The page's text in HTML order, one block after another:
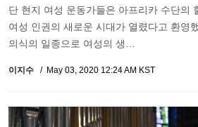
단 현지 여성 운동가들은 아프리카 수단의
여성 인권의 새로운 시대가 열렸다고 환영
의식의 일종으로 여성의 생…
이지수 May 03, 2020 12:24 AM KST